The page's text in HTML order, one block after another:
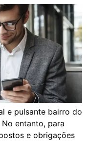
e pulsante bairro do
entanto, para
e obrigações